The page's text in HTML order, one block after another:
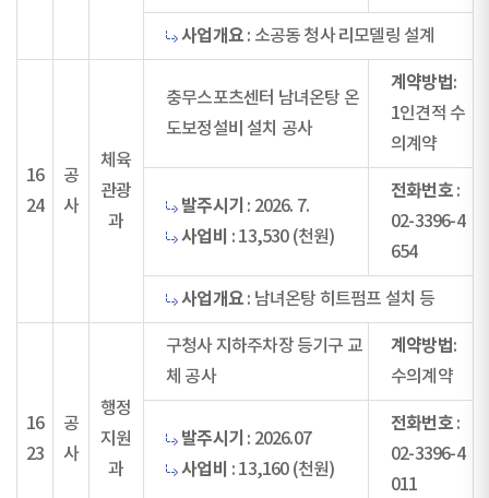
사업개요 : 소공동 청사 리모델링 설계
16
24
공
사
체육
관광
과
충무스포츠센터 남녀온탕 온
도보정설비 설치 공사
계약방법 :
1인견적 수
의계약
발주시기 : 2026. 7.
사업비 : 13,530 (천원)
전화번호:
02-3396-4
654
사업개요 : 남녀온탕 히트펌프 설치 등
16
23
공
사
행정
지원
과
구청사 지하주차장 등기구 교
체 공사
계약방법 :
수의계약
발주시기 : 2026.07
사업비 : 13,160 (천원)
전화번호:
02-3396-4
011